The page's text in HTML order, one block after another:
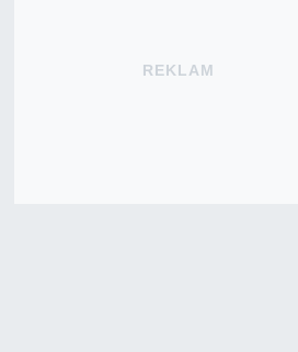
REKLAM